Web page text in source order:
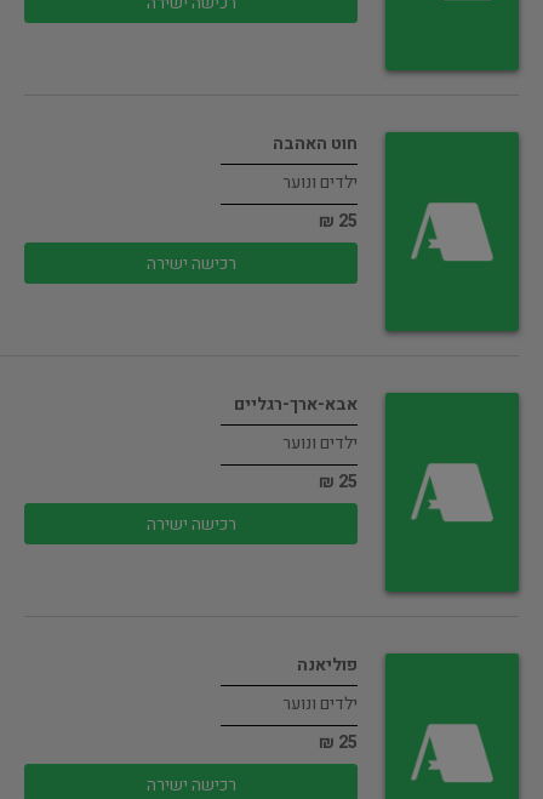
חוט האהבה
ילדים ונוער
25 ₪
רכישה ישירה
אבא-ארך-רגליים
ילדים ונוער
25 ₪
רכישה ישירה
פוליאנה
ילדים ונוער
25 ₪
רכישה ישירה